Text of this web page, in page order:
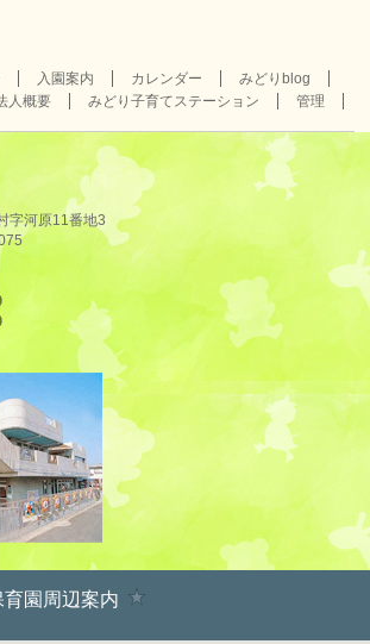
入園案内 カレンダー
みどりblog
人概要 みどり子育てステーション 管理
字河原11番地3